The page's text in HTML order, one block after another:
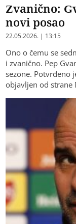
Zvanično:
novi posao
22.05.2026. | 13:15
Ono o čemu se
i zvanično. Pep
sezone. Potvrđeno
objavljen od strane